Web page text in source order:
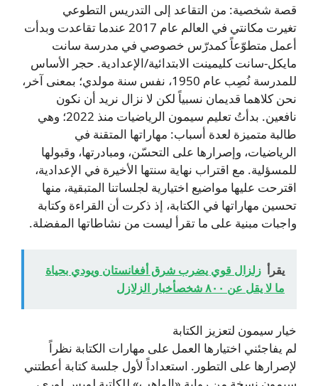
قصة شخصية: من التقاعد إلى التدريس التطوعي
تغيرت مكانتي في العالم عام 2017 عندما تقاعدت وبدأت
أعمل متطوّعاً كمدرّس خصوصي في مدرسة سانت
مايكل-سانت كليمينت الابتدائية/الإعدادية. حجر الأساس
للمدرسة نُصِب عام 1950، نفس سنة مولدي؛ بمعنى آخر،
نحن كلاهما قديمان نسبياً لكن لا نزال نريد أن نكون
نافعين. بدأتُ تعليم سيمون الرياضيات منذ 2022؛ وهي
طالبة متميزة لعدة أسباب: مهاراتها المتقنة في
الرياضيات، وإصرارها على التحسّن، ومبادرتها، وقبولها
للمسؤلية. مع اقتراب نهاية سنتها الأخيرة في الإعدادية،
اقترحت عليها مواضيع اختيارية لجلساتنا المتبقية، منها
تحسين مهاراتها في الكتابة، إذ ذكرت أن القراءة وكتابة
واجبات مبنية على ما تقرأ ليست من نشاطاتها المفضلة.
يقرأ زلزال قوي يضرب شرق أفغانستان ويودي بحياة
ما لا يقل عن ٨٠٠ شخصأخبار الزلازل
خيار سيمون لتعزيز الكتابة
لم يفاجئني اختيارها العمل على مهارات الكتابة نظراً
لإصرارها على التطور. استعداداً لأول جلسة كتابة أعطتني